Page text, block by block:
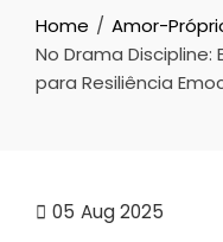
Home
Amor-
No Drama
para Resiliência
05 Aug 2025